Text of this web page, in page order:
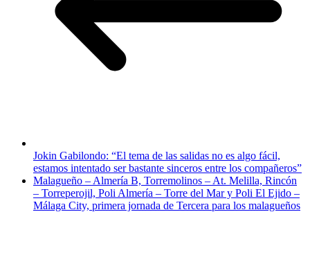
Jokin Gabilondo: “El tema de las salidas no es algo fácil,
estamos intentado ser bastante sinceros entre los compañeros”
Malagueño – Almería B, Torremolinos – At. Melilla, Rincón
– Torreperojil, Poli Almería – Torre del Mar y Poli El Ejido –
Málaga City, primera jornada de Tercera para los malagueños